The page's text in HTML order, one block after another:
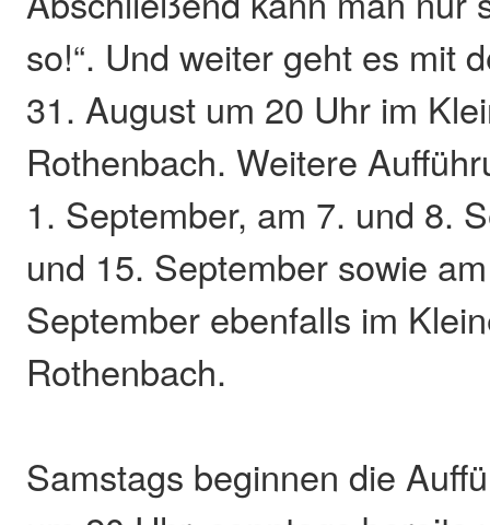
so!“. Und weiter geht es mit
31. August um 20 Uhr im
Rothenbach. Weitere
1. September, am 7. und 8.
und 15. September sowie
September ebenfalls im
Rothenbach.
Samstags beginnen die